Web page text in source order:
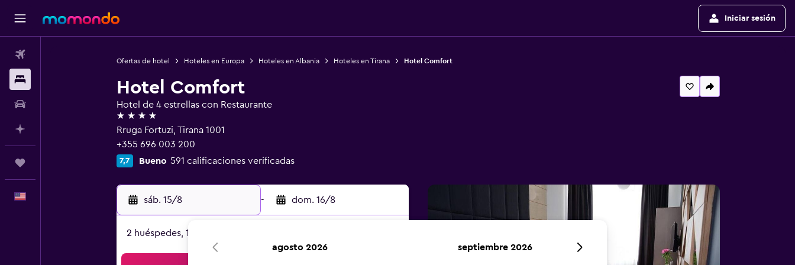
Iniciar sesión
Ofertas de hotel Hoteles en Europa Hoteles en Albania Hoteles en Tirana Hotel Comfort
Hotel Comfort
Hotel de 4 estrellas con Restaurante
4 estrellas
Rruga Fortuzi, Tirana 1001
+355 696 003 200
7,7 Bueno 591 calificaciones verificadas
sáb. 15/8 - dom. 16/8
2 huéspedes, 1 habitación
agosto 2026 septiembre 2026